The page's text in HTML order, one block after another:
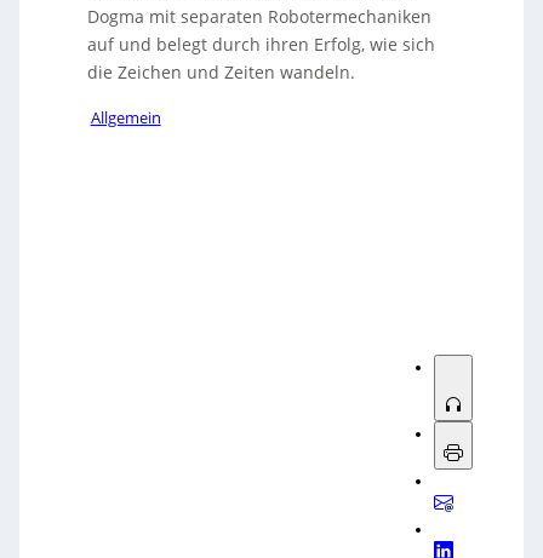
bietet – entgegen der starren Angebote etablierter
Roboterhersteller. Autonox sieht in der wachsenden
Nachfrage das Potenzial, die bisherige
Dogma mit separaten Robotermechaniken
auf und belegt durch ihren Erfolg, wie sich
die Zeichen und Zeiten wandeln.
Allgemein